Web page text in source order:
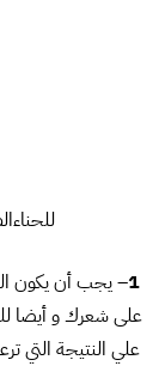
1– يجب أن يكون
على شعرك و أيضا
علي النتيجة التي